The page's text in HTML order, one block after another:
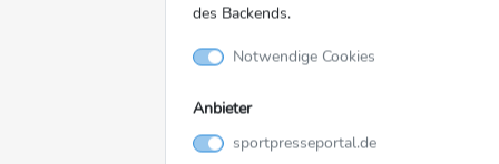
Zurück zur Meldung
des Backends.
Notwendige Cookies
Anbieter
sportpresseportal.de